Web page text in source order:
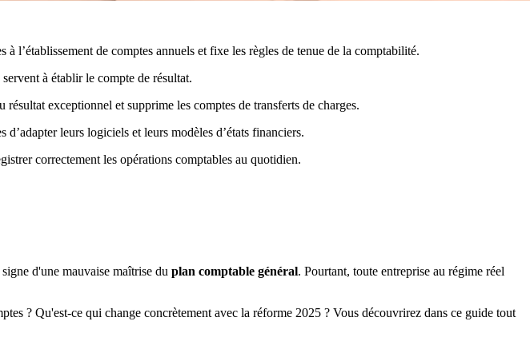
l’établissement de comptes annuels et fixe les règles de tenue de la comptabilité.
à établir le compte de résultat.
exceptionnel et supprime les comptes de transferts de charges.
leurs logiciels et leurs modèles d’états financiers.
correctement les opérations comptables au quotidien.
d'une mauvaise maîtrise du plan comptable général. Pourtant, toute entreprise au régime réel
? Qu'est-ce qui change concrètement avec la réforme 2025 ? Vous découvrirez dans ce guide tout